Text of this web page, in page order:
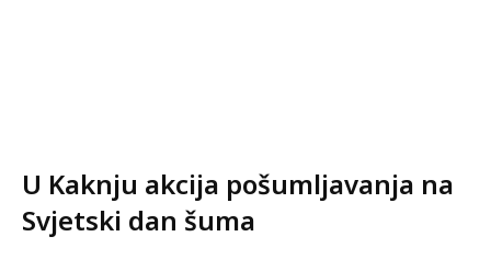
U Kaknju akcija pošumljavanja na
Svjetski dan šuma